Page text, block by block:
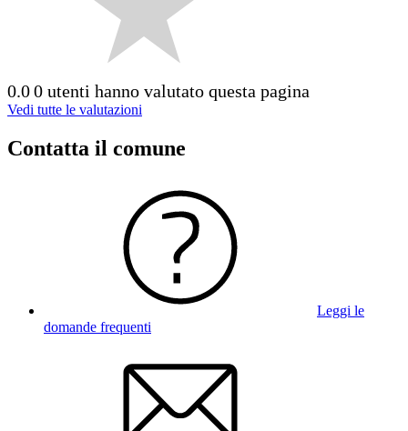
0.00 utenti hanno valutato questa pagina
Vedi tutte le valutazioni
Contatta il comune
Leggi le
domande frequenti